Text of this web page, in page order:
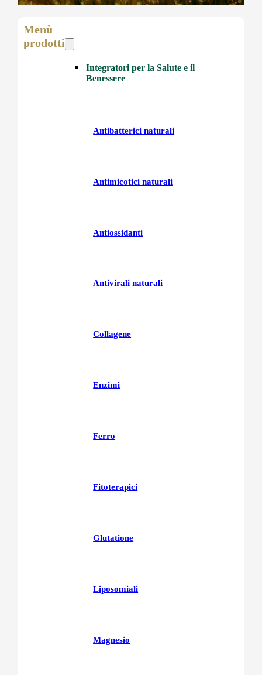
Menù
prodotti
Integratori per la Salute e il
Benessere
Antibatterici naturali
Antimicotici naturali
Antiossidanti
Antivirali naturali
Collagene
Enzimi
Ferro
Fitoterapici
Glutatione
Liposomiali
Magnesio